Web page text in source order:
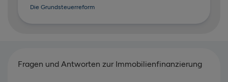
Die Grundsteuerreform
Fragen und Antworten zur Immobilienfinanzierung